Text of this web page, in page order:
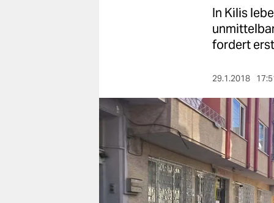
berlin
nord
wahrheit
verlag
In Kilis
fordert
29.1.2018